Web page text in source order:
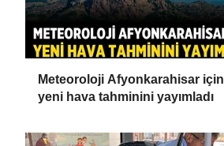
Meteoroloji Afyonkarahisar için
yeni hava tahminini yayımladı